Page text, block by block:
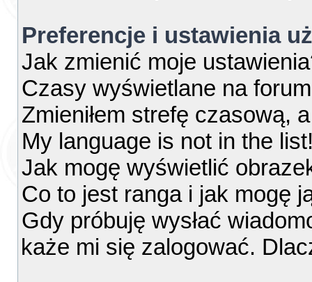
Preferencje i ustawienia
Jak zmienić moje
Czasy wyświetlane na
Zmieniłem strefę czasową,
My language is not in the
Jak mogę wyświetlić
Co to jest ranga i jak mogę
Gdy próbuję wysłać
każe mi się zalogować.